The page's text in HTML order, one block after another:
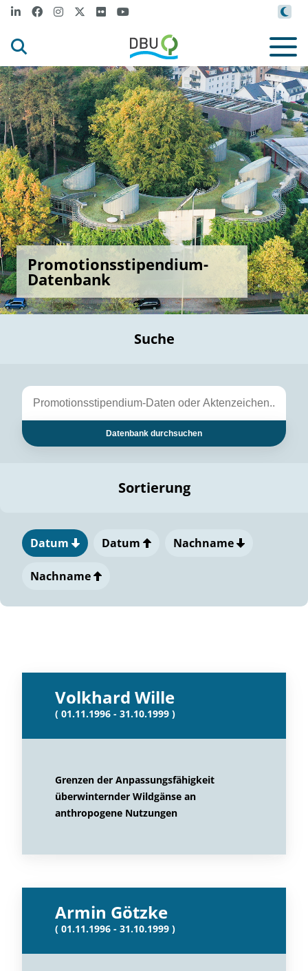
Promotionsstipendium-
Datenbank
Suche
Datenbank durchsuchen
Sortierung
Datum Datum Nachname
Nachname
Volkhard Wille
( 01.11.1996 - 31.10.1999 )
Grenzen der Anpassungsfähigkeit
überwinternder Wildgänse an
anthropogene Nutzungen
Armin Götzke
( 01.11.1996 - 31.10.1999 )